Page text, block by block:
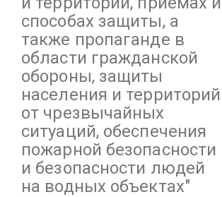
способах защиты, а
также пропаганде в
области гражданской
обороны, защиты
населения и территорий
от чрезвычайных
ситуаций, обеспечения
пожарной безопасности
и безопасности людей
на водных объектах"